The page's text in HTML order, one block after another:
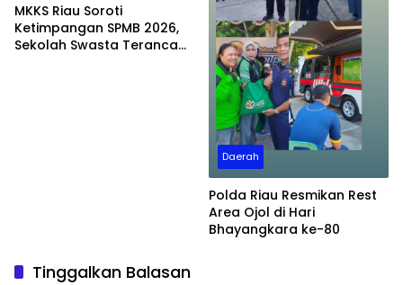
MKKS Riau Soroti
Ketimpangan SPMB 2026,
Sekolah Swasta Terancam
Daerah
Polda Riau Resmikan Rest
Area Ojol di Hari
Bhayangkara ke-80
Tinggalkan Balasan